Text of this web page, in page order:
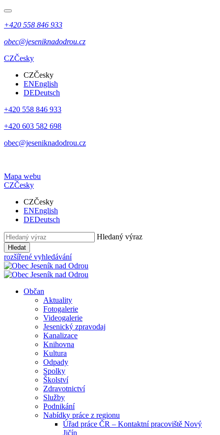
+420 558 846 933
obec@jeseniknadodrou.cz
CZČesky
CZČesky
ENEnglish
DEDeutsch
+420 558 846 933
+420 603 582 698
obec@jeseniknadodrou.cz
Mapa webu
CZČesky
CZČesky
ENEnglish
DEDeutsch
Hledaný výraz
Hledat
rozšířené vyhledávání
Občan
Aktuality
Fotogalerie
Videogalerie
Jesenický zpravodaj
Kanalizace
Knihovna
Kultura
Odpady
Spolky
Školství
Zdravotnictví
Služby
Podnikání
Nabídky práce z regionu
Úřad práce ČR – Kontaktní pracoviště Nový
Jičín